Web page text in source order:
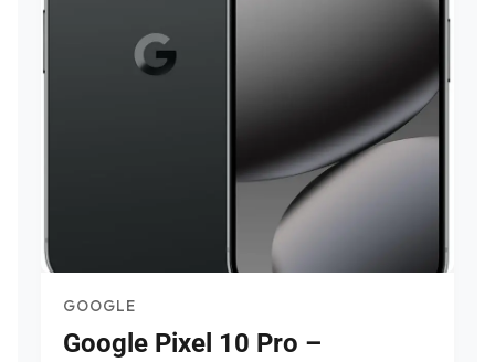
GOOGLE
Google Pixel 10 Pro –